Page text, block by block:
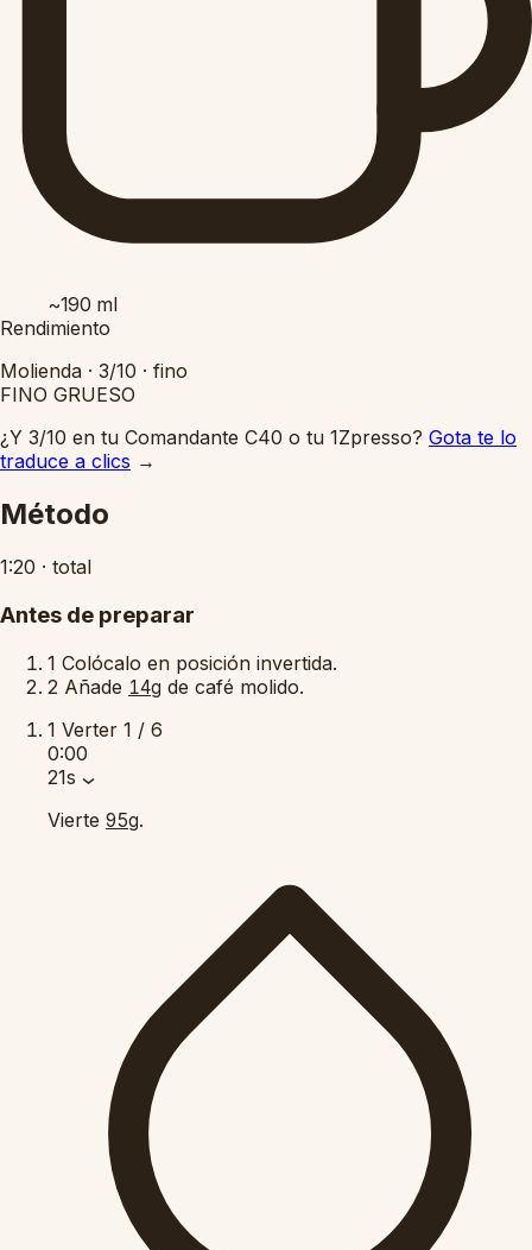
~190 ml
Rendimiento
Molienda · 3/10 · fino
FINO GRUESO
¿Y 3/10 en tu Comandante C40 o tu 1Zpresso? Gota te lo
traduce a clics →
Método
1:20 · total
Antes de preparar
1 Colócalo en posición invertida.
2 Añade 14g de café molido.
1 Verter 1 / 6
0:00
21s
Vierte 95g.